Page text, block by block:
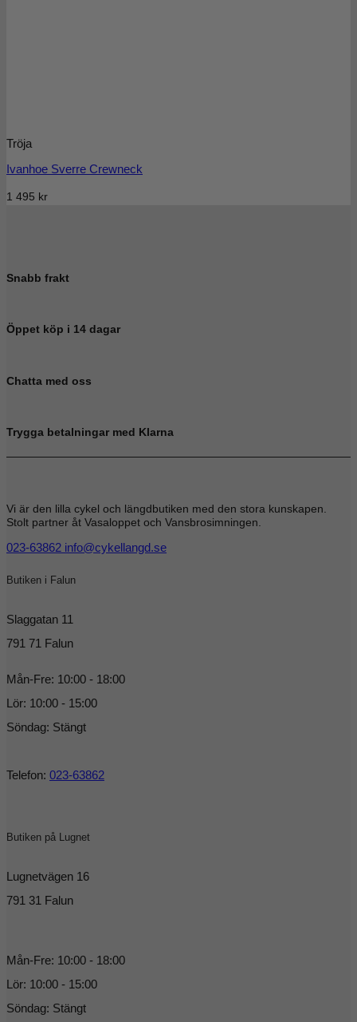
Tröja
Ivanhoe Sverre Crewneck
1 495 kr
Snabb frakt
Öppet köp i 14 dagar
Chatta med oss
Trygga betalningar med Klarna
Vi är den lilla cykel och längdbutiken med den stora kunskapen.
Stolt partner åt Vasaloppet och Vansbrosimningen.
023-63862 info@cykellangd.se
Butiken i Falun
Slaggatan 11
791 71 Falun
Mån-Fre: 10:00 - 18:00
Lör: 10:00 - 15:00
Söndag: Stängt
Telefon: 023-63862
Butiken på Lugnet
Lugnetvägen 16
791 31 Falun
Mån-Fre: 10:00 - 18:00
Lör: 10:00 - 15:00
Söndag: Stängt